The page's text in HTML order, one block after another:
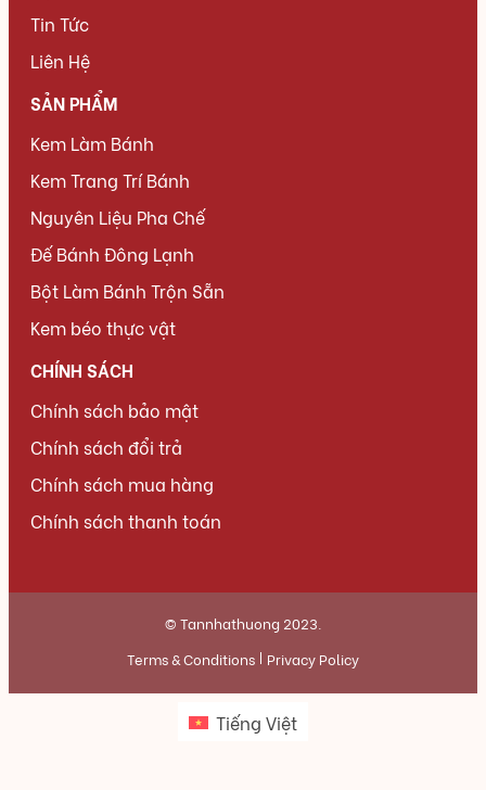
Tin Tức
Liên Hệ
SẢN PHẨM
Kem Làm Bánh
Kem Trang Trí Bánh
Nguyên Liệu Pha Chế
Đế Bánh Đông Lạnh
Bột Làm Bánh Trộn Sẵn
Kem béo thực vật
CHÍNH SÁCH
Chính sách bảo mật
Chính sách đổi trả
Chính sách mua hàng
Chính sách thanh toán
© Tannhathuong 2023.
Terms & Conditions
Privacy Policy
Tiếng Việt